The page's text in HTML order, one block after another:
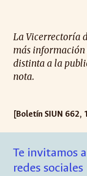
La Vicerrectoría
más información
distinta a la
nota.
[Boletín SIUN 662,
Te invitamos
redes sociales